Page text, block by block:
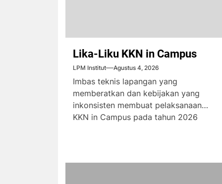
Lika-Liku KKN in Campus
LPM Institut Agustus 4, 2026
Imbas teknis lapangan yang
memberatkan dan kebijakan yang
inkonsisten membuat pelaksanaan
KKN in Campus pada tahun 2026